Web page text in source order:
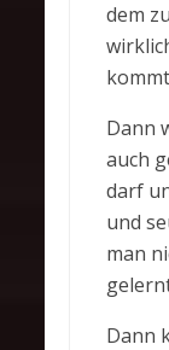
dem
Dann
auch
darf
und
man
Dann